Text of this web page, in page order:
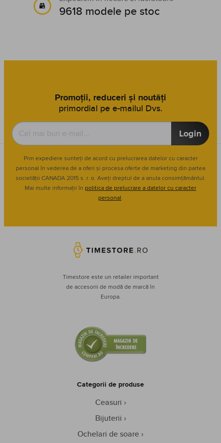
9618 modele pe stoc
Promoții, reduceri și noutăți
primordial pe e-mailul Dvs.
Login
Prin expediere sunteți de acord cu prelucrarea datelor cu caracter
personal în vederea de a oferi și procesa oferte de marketing din partea
societății CANADA 2015 s. r. o. Aveți dreptul de a anula consimțământul.
Mai multe informații în politica de prelucrare a datelor cu caracter
personal.
Timestore este un retailer important
de accesorii de modă de marcă în
Europa.
Categorii de produse
Ceasuri
Bijuterii
Ochelari de soare